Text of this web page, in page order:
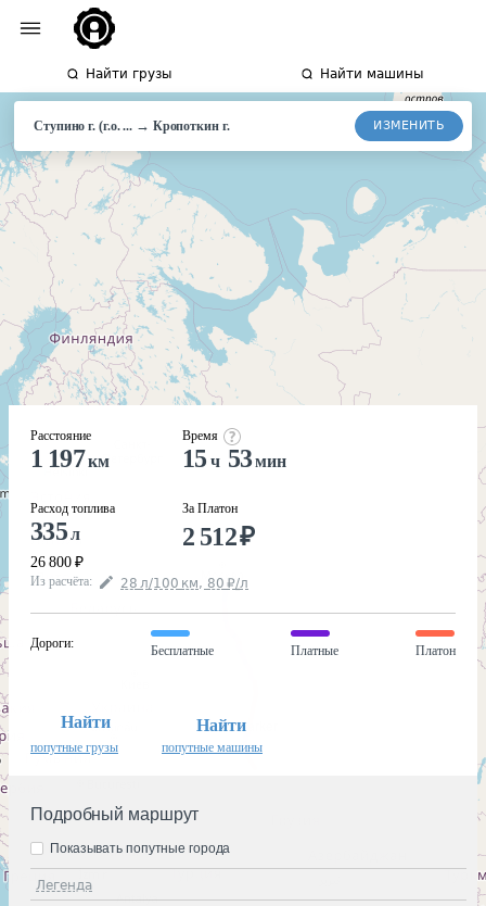
Найти грузы Найти машины
Ступино г. (г.о. ... → Кропоткин г. ИЗМЕНИТЬ
Расстояние
1 197км
Расход топлива
335л
26 800 ₽
Время
15 ч 53мин
За Платон
2 512₽
Из расчёта: 28 л/100 км, 80 ₽/л
Дороги:
Бесплатные Платные Платон
Найти
попутные грузы
Найти
попутные машины
Подробный маршрут
Легенда
Показывать попутные города